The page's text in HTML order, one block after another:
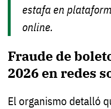
estafa en
online.
Fraude de
2026 en redes
El organismo detalló